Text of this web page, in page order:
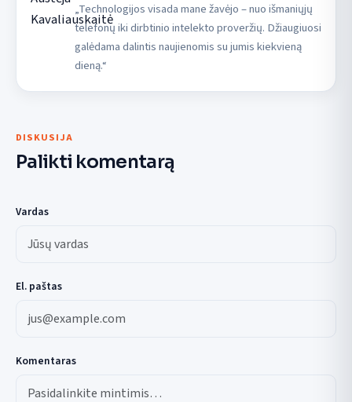
„Technologijos visada mane žavėjo – nuo išmaniųjų
telefonų iki dirbtinio intelekto proveržių. Džiaugiuosi
galėdama dalintis naujienomis su jumis kiekvieną
dieną.“
DISKUSIJA
Palikti komentarą
Vardas
El. paštas
Komentaras